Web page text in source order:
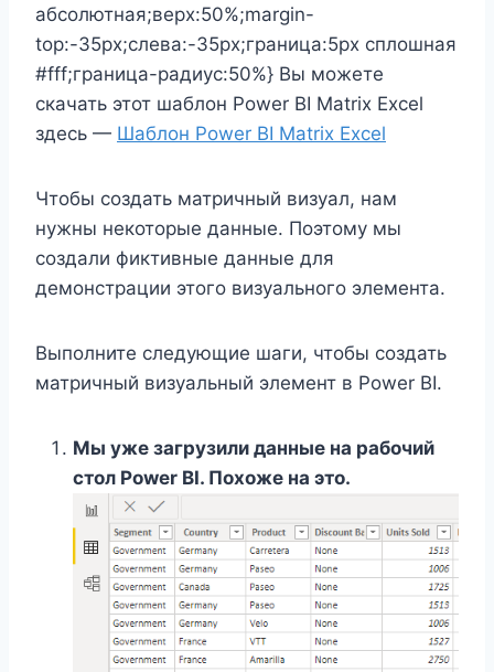
абсолютная;верх:50%;margin-
top:-35px;слева:-35px;граница:5px сплошная
#fff;граница-радиус:50%} Вы можете
скачать этот шаблон Power BI Matrix Excel
здесь — Шаблон Power BI Matrix Excel
Чтобы создать матричный визуал, нам
нужны некоторые данные. Поэтому мы
создали фиктивные данные для
демонстрации этого визуального элемента.
Выполните следующие шаги, чтобы создать
матричный визуальный элемент в Power BI.
Мы уже загрузили данные на рабочий
стол Power BI. Похоже на это.